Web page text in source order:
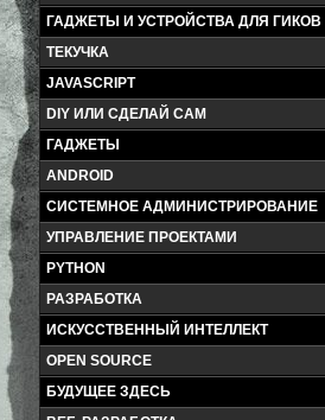
ГАДЖЕТЫ И УСТРОЙСТВА ДЛЯ ГИКОВ
ТЕКУЧКА
JAVASCRIPT
DIY ИЛИ СДЕЛАЙ САМ
ГАДЖЕТЫ
ANDROID
СИСТЕМНОЕ АДМИНИСТРИРОВАНИЕ
УПРАВЛЕНИЕ ПРОЕКТАМИ
PYTHON
РАЗРАБОТКА
ИСКУССТВЕННЫЙ ИНТЕЛЛЕКТ
OPEN SOURCE
БУДУЩЕЕ ЗДЕСЬ